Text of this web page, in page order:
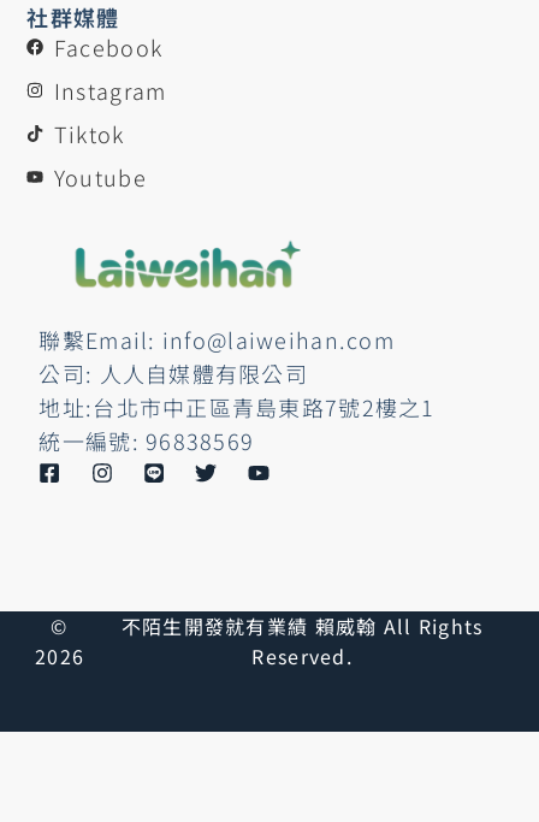
聯繫Email: info@laiweihan.com
公司: 人人自媒體有限公司
地址:台北市中正區青島東路7號2樓之1
統一編號: 96838569
社群媒體
Facebook
Instagram
Tiktok
Youtube
©
2026
不陌生開發就有業績 賴威翰 All Rights
Reserved.